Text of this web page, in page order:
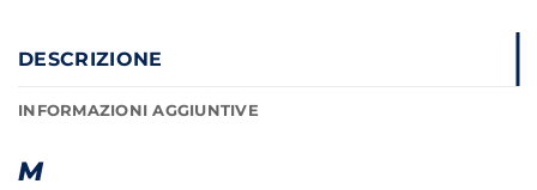
DESCRIZIONE
INFORMAZIONI AGGIUNTIVE
M